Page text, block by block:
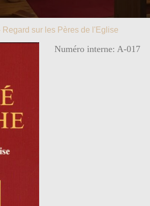
Regard sur les Pères de l'Eglise
Numéro interne: A-017